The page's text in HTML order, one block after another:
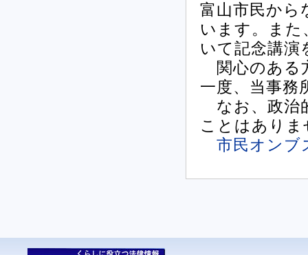
富山市民から
います。また
いて記念講演
関心のある
一度、当事務
なお、政治
ことはありま
市民オンブ